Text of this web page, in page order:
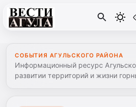
СОБЫТИЯ АГУЛЬСКОГО РАЙОНА
Информационный ресурс
развитии территорий и жизни